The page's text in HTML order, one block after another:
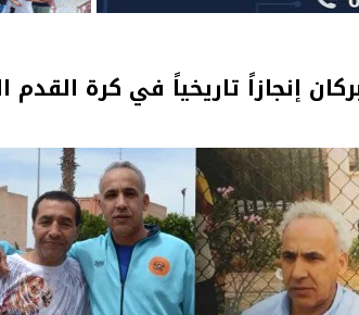
إنجازاً تاريخياً في كرة القدم